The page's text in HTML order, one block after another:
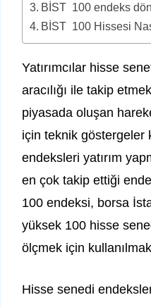
BİST 100 endeks
BİST 100 Hissesi
Yatırımcılar hisse
aracılığı ile takip
piyasada oluşan
için teknik göstergeler
endeksleri yatırım
en çok takip ettiği
100 endeksi, borsa
yüksek 100 hisse
ölçmek için
Hisse senedi